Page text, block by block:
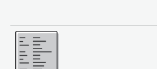
Rohkem